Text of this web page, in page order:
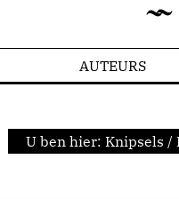
AUTEURS
U ben hier: Knipsels /